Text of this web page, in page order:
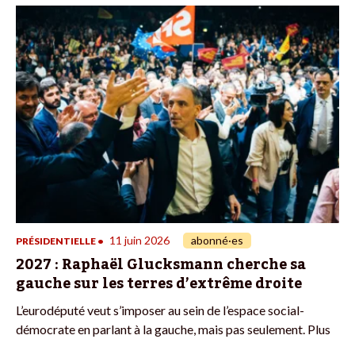
PRÉSIDENTIELLE • 11 juin 2026 abonné·es
2027 : Raphaël Glucksmann cherche sa
gauche sur les terres d’extrême droite
L’eurodéputé veut s’imposer au sein de l’espace social-
démocrate en parlant à la gauche, mais pas seulement. Plus